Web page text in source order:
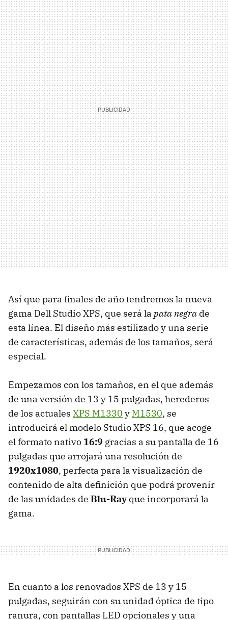
Así que para finales de año tendremos la nueva
gama Dell Studio XPS, que será la pata negra de
esta línea. El diseño más estilizado y una serie
de características, además de los tamaños, será
especial.
Empezamos con los tamaños, en el que además
de una versión de 13 y 15 pulgadas, herederos
de los actuales XPS M1330 y M1530, se
introducirá el modelo Studio XPS 16, que acoge
el formato nativo 16:9 gracias a su pantalla de 16
pulgadas que arrojará una resolución de
1920x1080, perfecta para la visualización de
contenido de alta definición que podrá provenir
de las unidades de Blu-Rayque incorporará la
gama.
En cuanto a los renovados XPS de 13 y 15
pulgadas, seguirán con su unidad óptica de tipo
ranura, con pantallas LED opcionales y una